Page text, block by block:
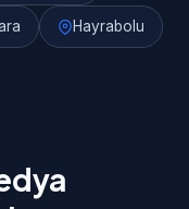
Hayrabolu